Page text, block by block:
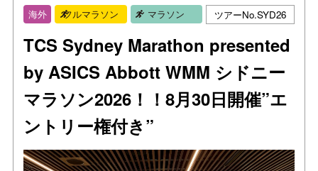
海外 フルマラソン マラソン ツアーNo.SYD26
TCS Sydney Marathon presented
by ASICS Abbott WMM シドニー
マラソン2026！！8月30日開催”エ
ントリー権付き”